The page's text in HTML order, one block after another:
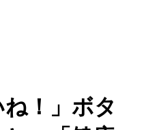
！」ボタ